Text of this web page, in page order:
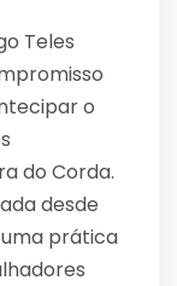
Teles
o
do Corda.
desde
prática